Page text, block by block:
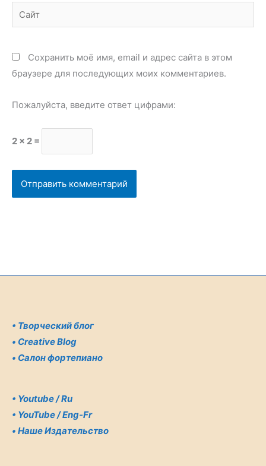
Сайт
Сохранить моё имя, email и адрес сайта в этом
браузере для последующих моих комментариев.
Пожалуйста, введите ответ цифрами:
2 × 2 =
• Творческий блог
• Creative Blog
• Салон фортепиано
• Youtube / Ru
• YouTube / Eng-Fr
• Наше Издательство